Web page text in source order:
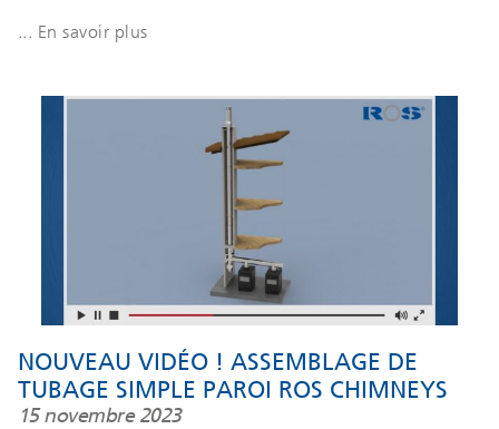
... En savoir plus
NOUVEAU VIDÉO ! ASSEMBLAGE DE
TUBAGE SIMPLE PAROI ROS CHIMNEYS
15 novembre 2023